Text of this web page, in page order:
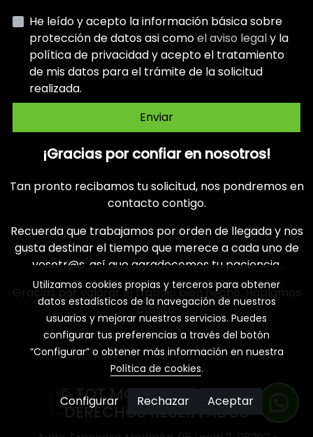
He leído y acepto la información básica sobre
protección de datos asi comoel aviso legaly la
política de privacidad y acepto el tratamiento
de mis datos para el trámite de la solicitud
realizada.
Enviar
¡Gracias por confiar en nosotros!
Tan pronto recibamos tu solicitud, nos pondremos en
contacto contigo.
Recuerda que trabajamos por orden de llegada y nos
gusta destinar el tiempo que merece a cada uno de
vosotr@s, así que agradecemos tu paciencia.
Gracias por valorar el trabajo bien hecho. Hablamos
pronto.
© TOT MOBIL TODOS LOS
DERECHOS RESERVADOS
Utilizamos cookies propias y terceros para obtener
datos estadísticos de la navegación de nuestros
usuarios y mejorar nuestros servicios. Puedes
configurar tus preferencias a través del botón
“Configurar” o obtener más información en nuestra
Política de cookies.
Configurar Rechazar Aceptar